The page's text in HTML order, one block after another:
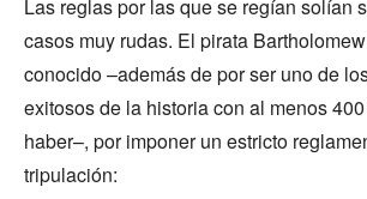
Las reglas por las que se regían solían
casos muy rudas. El pirata
conocido –además de por ser uno de
exitosos de la historia con al menos
haber–, por imponer un estricto
tripulación: